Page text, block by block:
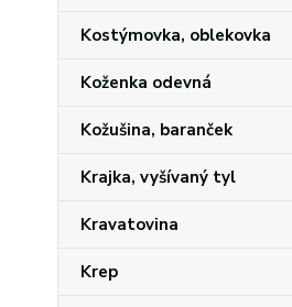
Kostýmovka, oblekovka
Koženka odevná
Kožušina, baranček
Krajka, vyšívaný tyl
Kravatovina
Krep